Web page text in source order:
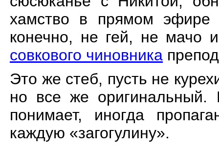
хамство в прямом эфире
конечно, не гей, не мачо
совкового чиновника
Это же стеб, пусть не
но все же оригинальный.
понимает, иногда
каждую «загогулину».